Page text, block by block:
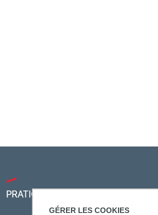
GÉRER LES COOKIES
PRATIQUE